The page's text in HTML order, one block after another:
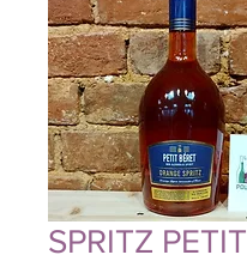
SPRITZ PETIT